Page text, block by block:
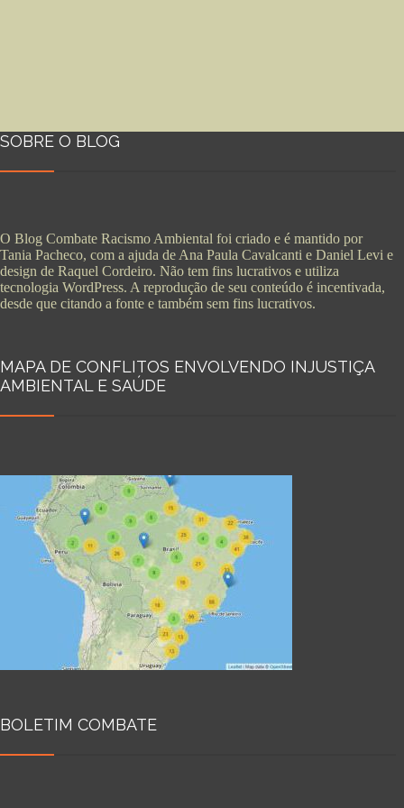
SOBRE O BLOG
O Blog Combate Racismo Ambiental foi criado e é mantido por
Tania Pacheco, com a ajuda de Ana Paula Cavalcanti e Daniel Levi e
design de Raquel Cordeiro. Não tem fins lucrativos e utiliza
tecnologia WordPress. A reprodução de seu conteúdo é incentivada,
desde que citando a fonte e também sem fins lucrativos.
MAPA DE CONFLITOS ENVOLVENDO INJUSTIÇA
AMBIENTAL E SAÚDE
BOLETIM COMBATE